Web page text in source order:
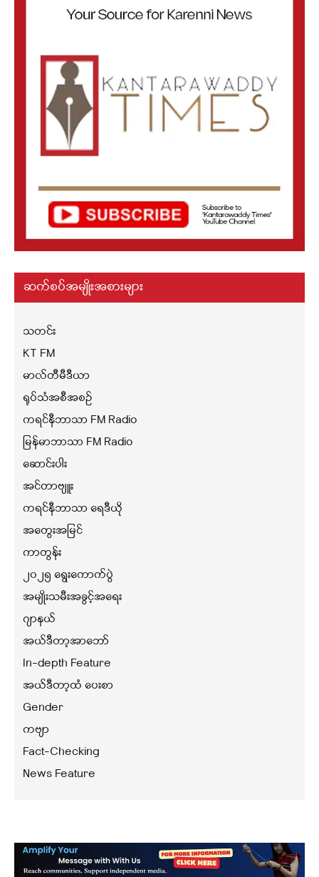
ဆက်စပ်အမျိုးအစားများ
သတင်း
KT FM
မာလ်တီမီဒီယာ
ရုပ်သံအစီအစဉ်
ကရင်နီဘာသာ FM Radio
မြန်မာဘာသာ FM Radio
ဆောင်းပါး
အင်တာဗျူး
ကရင်နီဘာသာ ရေဒီယို
အတွေးအမြင်
ကာတွန်း
၂၀၂၅ ရွေးကောက်ပွဲ
အမျိုးသမီးအခွင့်အရေး
ဂျာနယ်
အယ်ဒီတာ့အာဘော်
In-depth Feature
အယ်ဒီတာ့ထံ ပေးစာ
Gender
ကဗျာ
Fact-Checking
News Feature